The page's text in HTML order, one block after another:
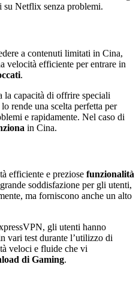
su Netflix senza problemi.
a contenuti limitati in Cina,
velocità efficiente per entrare in
.
la capacità di offrire speciali
rende una scelta perfetta per
e rapidamente. Nel caso di
in Cina.
efficiente e preziose funzionalità
soddisfazione per gli utenti,
ma forniscono anche un alto
gli utenti hanno
vari test durante l’utilizzo di
veloci e fluide che vi
di Gaming.